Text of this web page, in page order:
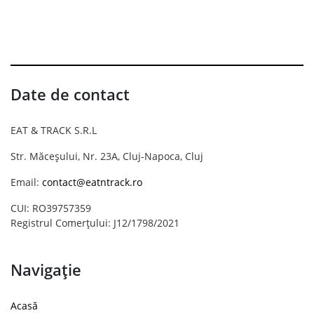
Date de contact
EAT & TRACK S.R.L
Str. Măceșului, Nr. 23A, Cluj-Napoca, Cluj
Email: contact@eatntrack.ro
CUI: RO39757359
Registrul Comerțului: J12/1798/2021
Navigație
Acasă